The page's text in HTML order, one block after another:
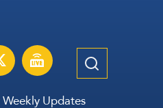
Updates